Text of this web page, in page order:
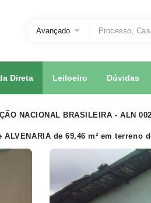
Avançado
Direta Leiloeiro Dúvidas
NACIONAL BRASILEIRA - ALN
ALVENARIA de 69,46 m² em terreno